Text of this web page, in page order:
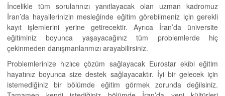
İncelikle tüm sorularınızı yanıtlayacak olan uzman kadromuz
İran’da hayallerinizin mesleğinde eğitim görebilmeniz için gerekli
kayıt işlemlerini yerine getirecektir. Ayrıca İran’da üniversite
eğitiminiz boyunca yaşayacağınız tüm problemlerde hiç
çekinmeden danışmanlarımızı arayabilirsiniz.
Problemlerinize hızlıce çözüm sağlayacak Eurostar ekibi eğitim
hayatınız boyunca size destek sağlayacaktır. İyi bir gelecek için
istemediğiniz bir bölümde eğitim görmek zorunda değilsiniz.